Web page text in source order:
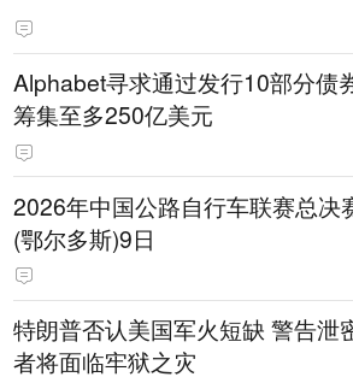
Alphabet寻求通过发行10部分债
筹集至多250亿美元
2026年中国公路自行车联赛总决
(鄂尔多斯)9日
特朗普否认美国军火短缺 警告泄
者将面临牢狱之灾